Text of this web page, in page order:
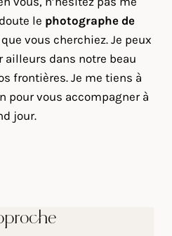
le photographe de
que vous cherchiez. Je peux
dans notre beau
frontières. Je me tiens à
pour vous accompagner à
jour.